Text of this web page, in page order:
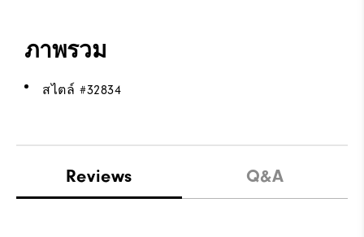
ภาพรวม
สไตล์ #32834
Reviews Q&A